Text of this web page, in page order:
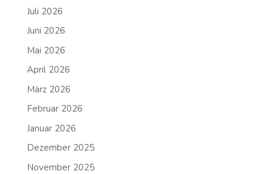
Juli 2026
Juni 2026
Mai 2026
April 2026
März 2026
Februar 2026
Januar 2026
Dezember 2025
November 2025